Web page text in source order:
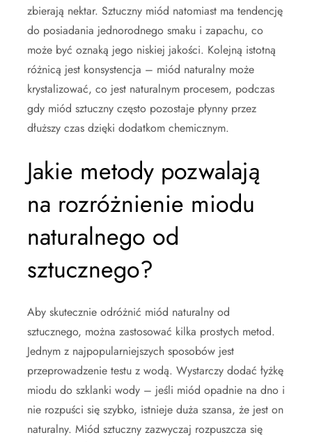
zbierają nektar. Sztuczny miód natomiast ma tendencję
do posiadania jednorodnego smaku i zapachu, co
może być oznaką jego niskiej jakości. Kolejną istotną
różnicą jest konsystencja – miód naturalny może
krystalizować, co jest naturalnym procesem, podczas
gdy miód sztuczny często pozostaje płynny przez
dłuższy czas dzięki dodatkom chemicznym.
Jakie metody pozwalają
na rozróżnienie miodu
naturalnego od
sztucznego?
Aby skutecznie odróżnić miód naturalny od
sztucznego, można zastosować kilka prostych metod.
Jednym z najpopularniejszych sposobów jest
przeprowadzenie testu z wodą. Wystarczy dodać łyżkę
miodu do szklanki wody – jeśli miód opadnie na dno i
nie rozpuści się szybko, istnieje duża szansa, że jest on
naturalny. Miód sztuczny zazwyczaj rozpuszcza się